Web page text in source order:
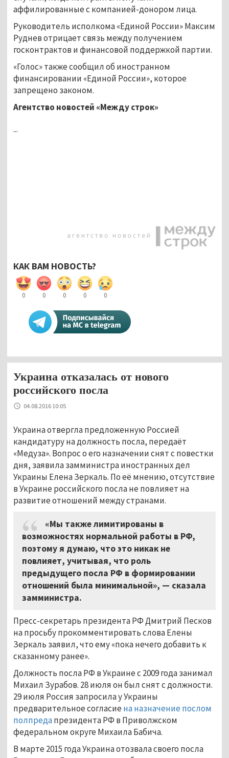
аффилированные с компанией-донором лица.
Руководитель исполкома «Единой России» Максим
Руднев отрицает связь между получением
госконтрактов и финансовой поддержкой партии.
«Голос» также сообщил об иностранном
финансировании «Единой России», которое
запрещено законом.
Агентство новостей «Между строк»
...
КАК ВАМ НОВОСТЬ?
0 0 0 0 0
Украина отказалась от нового
российского посла
04.08.2016 10:05
Украина отвергла предложенную Россией
кандидатуру на должность посла, передаёт
«Медуза». Вопрос о его назначении снят с повестки
дня, заявила замминистра иностранных дел
Украины Елена Зеркаль. По её мнению, отсутствие
в Украине российского посла не повлияет на
развитие отношений между странами.
«Мы также лимитированы в
возможностях нормальной работы в РФ,
поэтому я думаю, что это никак не
повлияет, учитывая, что роль
предыдущего посла РФ в формировании
отношений была минимальной», — сказала
замминистра.
Пресс-секретарь президента РФ Дмитрий Песков
на просьбу прокомментировать слова Елены
Зеркаль заявил, что ему «пока нечего добавить к
сказанному ранее».
Должность посла РФ в Украине с 2009 года занимал
Михаил Зурабов. 28 июля он был снят с должности.
29 июля Россия запросила у Украины
предварительное согласие на назначение послом
полпредапрезидента РФ в Приволжском
федеральном округе Михаила Бабича.
В марте 2015 года Украина отозвала своего посла